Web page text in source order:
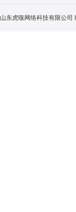
山东虎嗅网络科技有限公司